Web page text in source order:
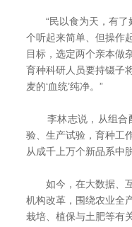
“民以食为天，有了好
个听起来简单、但操作
目标，选定两个亲本做
育种科研人员要持镊子
麦的‘血统’纯净。”
李林志说，从组合配
验、生产试验，育种工
从成千上万个新品系中
如今，在大数据、互
机构改革，围绕农业全
栽培、植保与土肥等有